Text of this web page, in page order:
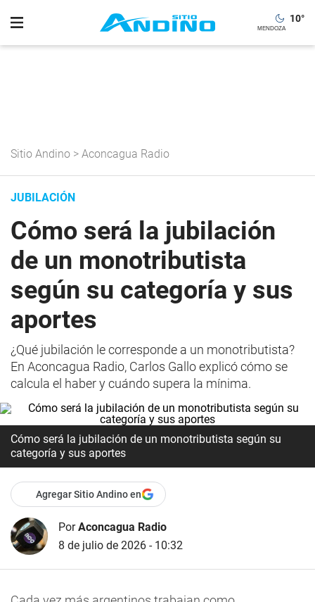
10°
Sitio Andino > Aconcagua Radio
JUBILACIÓN
Cómo será la jubilación
de un monotributista
según su categoría y sus
aportes
¿Qué jubilación le corresponde a un monotributista?
En Aconcagua Radio, Carlos Gallo explicó cómo se
calcula el haber y cuándo supera la mínima.
Cómo será la jubilación de un monotributista según su
categoría y sus aportes
Agregar Sitio Andino en
PorAconcagua Radio
8 de julio de 2026 - 10:32